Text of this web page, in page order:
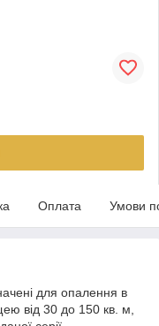
Оплата Умови
для опалення в
від 30 до 150 кв. м,